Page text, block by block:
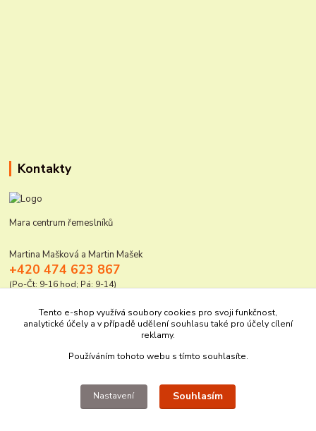
Kontakty
Mara centrum řemeslníků
Martina Mašková a Martin Mašek
+420 474 623 867
(Po-Čt: 9-16 hod; Pá: 9-14)
mara@elektro-naradi.cz
Upravit sběr cookies.
Tento e-shop využívá soubory cookies pro svoji funkčnost,
analytické účely a v případě udělení souhlasu také pro účely cílení
reklamy.
Používáním tohoto webu s tímto souhlasíte.
Nastavení Souhlasím